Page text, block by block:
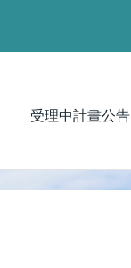
受理中計畫公告